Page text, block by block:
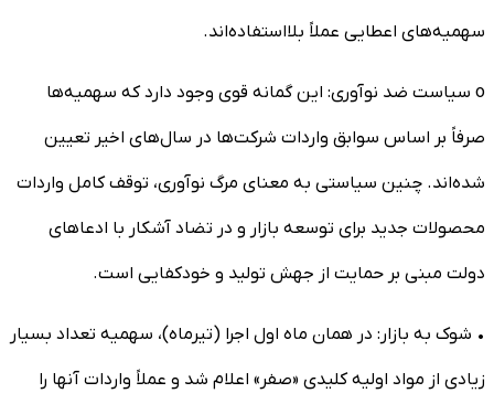
سهمیه‌های اعطایی عملاً بلااستفاده‌اند.
o سیاست ضد نوآوری: این گمانه قوی وجود دارد که سهمیه‌ها
صرفاً بر اساس سوابق واردات شرکت‌ها در سال‌های اخیر تعیین
شده‌اند. چنین سیاستی به معنای مرگ نوآوری، توقف کامل واردات
محصولات جدید برای توسعه بازار و در تضاد آشکار با ادعا‌های
دولت مبنی بر حمایت از جهش تولید و خودکفایی است.
• شوک به بازار: در همان ماه اول اجرا (تیرماه)، سهمیه تعداد بسیار
زیادی از مواد اولیه کلیدی «صفر» اعلام شد و عملاً واردات آنها را